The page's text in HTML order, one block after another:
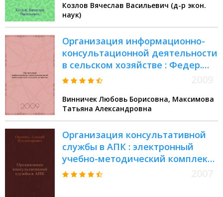
Козлов Вячеслав Васильевич (д-р экон.
наук)
Организация информационно-
консультационной деятельности
в сельском хозяйстве : Федер.
гос. образоват. учреждение
гос. с.-х. акад.", Каф. орг. с.-х. пр-
ва
Винничек Любовь Борисовна, Максимова
Татьяна Александровна
Организация консультативной
службы в АПК : электронный
учебно-методический комплекс :
для студентов, обучающихся по